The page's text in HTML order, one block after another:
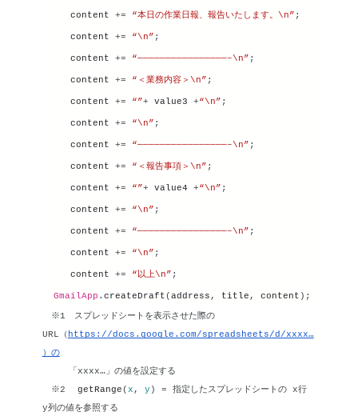
content += “本日の作業日報、報告いたします。\n” ;
content += “\n” ;
content += “————————————————–\n” ;
content += “＜業務内容＞\n” ;
content += “”+ value3 +“\n” ;
content += “\n” ;
content += “————————————————–\n” ;
content += “＜報告事項＞\n” ;
content += “”+ value4 +“\n” ;
content += “\n” ;
content += “————————————————–\n” ;
content += “\n” ;
content += “以上\n” ;
GmailApp . createDraft ( address , title , content );
※1　スプレッドシートを表示させた際の
URL（ https://docs.google.com/spreadsheets/d/xxxx…
）の
「xxxx…」の値を設定する
※2
getRange ( x , y ) = 指定したスプレッドシートの x行
y列の値を参照する